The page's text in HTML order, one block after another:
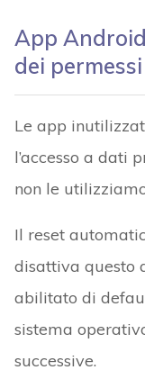
App
dei permessi
Le app
l’accesso a dati
non le
Il reset
disattiva questo
abilitato di
sistema
successive.